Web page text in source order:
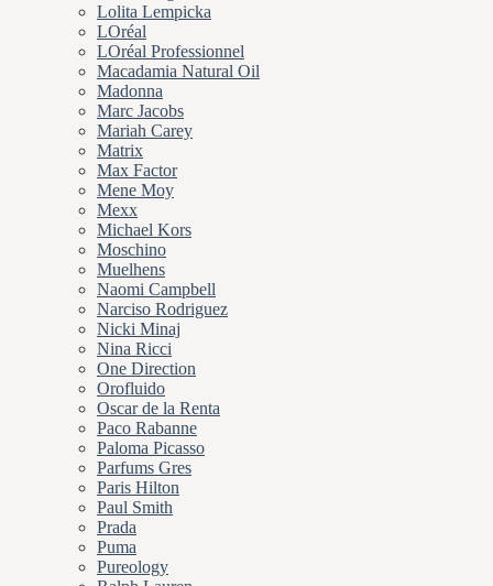
Lolita Lempicka
LOréal
LOréal Professionnel
Macadamia Natural Oil
Madonna
Marc Jacobs
Mariah Carey
Matrix
Max Factor
Mene Moy
Mexx
Michael Kors
Moschino
Muelhens
Naomi Campbell
Narciso Rodriguez
Nicki Minaj
Nina Ricci
One Direction
Orofluido
Oscar de la Renta
Paco Rabanne
Paloma Picasso
Parfums Gres
Paris Hilton
Paul Smith
Prada
Puma
Pureology